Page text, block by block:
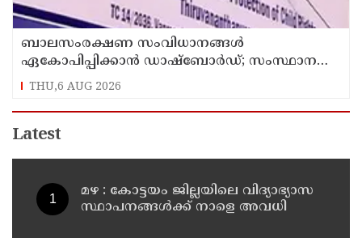
ബാലസംരക്ഷണ സംവിധാനങ്ങൾ
ഏകോപിപ്പിക്കാൻ ഡാഷ്ബോർഡ്; സംസ്ഥാന
ബാലാവകാശ സംരക്ഷണ കമ്മീഷന്റെ പുതിയ
ഡിജിറ്റൽ സംരംഭം
THU,6 AUG 2026
Latest
മഴ : കോട്ടയം ജില്ലയിലെ വിദ്യാഭ്യാസ
സ്ഥാപനങ്ങൾക്ക് നാളെ അവധി